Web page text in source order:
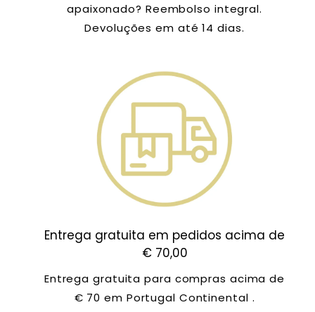
apaixonado? Reembolso integral.
Devoluções em até 14 dias.
Entrega gratuita em pedidos acima de
€ 70,00
Entrega gratuita para compras acima de
€ 70 em Portugal Continental .